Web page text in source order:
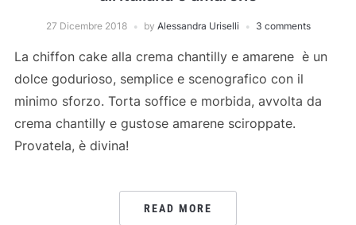
27 Dicembre 2018 by Alessandra Uriselli 3 comments
La chiffon cake alla crema chantilly e amarene è un
dolce godurioso, semplice e scenografico con il
minimo sforzo. Torta soffice e morbida, avvolta da
crema chantilly e gustose amarene sciroppate.
Provatela, è divina!
READ MORE